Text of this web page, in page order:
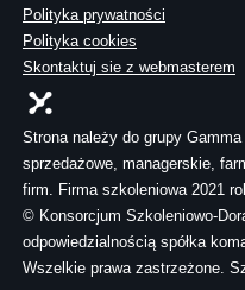
Polityka prywatności
Polityka cookies
Skontaktuj sie z webmasterem
Strona należy do grupy
sprzedażowe, managerskie,
firm. Firma szkoleniowa 2021
© Konsorcjum Szkoleniowo-
odpowiedzialnością spółka
Wszelkie prawa zastrzeżone.